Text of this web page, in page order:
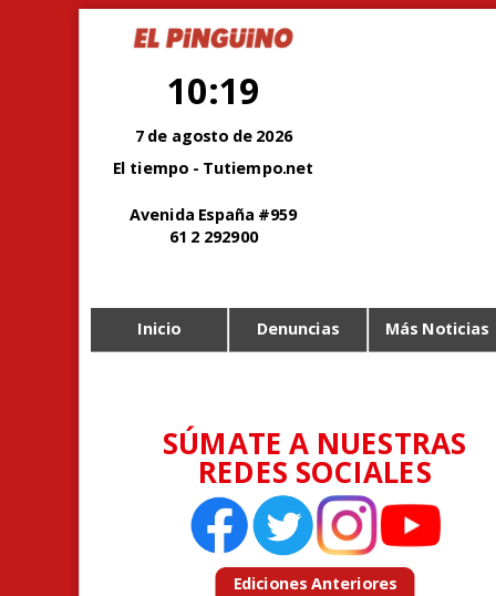
10:19
7 de agosto de 2026
El tiempo - Tutiempo.net
Avenida España #959
61 2 292900
Inicio Denuncias Más Noticias
SÚMATE A NUESTRAS
REDES SOCIALES
Ediciones Anteriores